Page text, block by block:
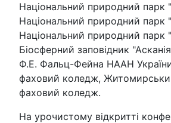
Національний природний парк
Національний природний парк
Національний природний парк
Біосферний заповідник
Ф.Е. Фальц-Фейна НААН
фаховий коледж,
фаховий коледж.
На урочистому відкритті